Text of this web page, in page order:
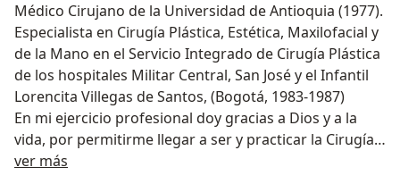
Médico Cirujano de la Universidad de Antioquia (1977).
Especialista en Cirugía Plástica, Estética, Maxilofacial y
de la Mano en el Servicio Integrado de Cirugía Plástica
de los hospitales Militar Central, San José y el Infantil
Lorencita Villegas de Santos, (Bogotá, 1983-1987)
En mi ejercicio profesional doy gracias a Dios y a la
vida, por permitirme llegar a ser y practicar la Cirugía
Plástica, para con ética y responsabilidad ofrecer a los
ver más